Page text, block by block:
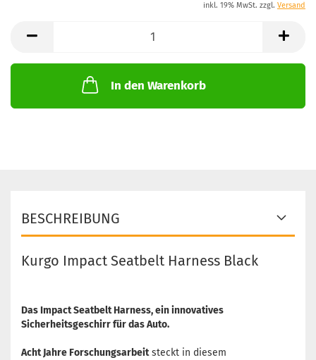
inkl. 19% MwSt. zzgl. Versand
In den Warenkorb
BESCHREIBUNG
Kurgo Impact Seatbelt Harness Black
Das Impact Seatbelt Harness, ein innovatives
Sicherheitsgeschirr für das Auto.
Acht Jahre Forschungsarbeitsteckt in diesem